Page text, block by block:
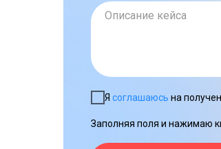
Я соглашаюсь на
Заполняя поля и нажимаю